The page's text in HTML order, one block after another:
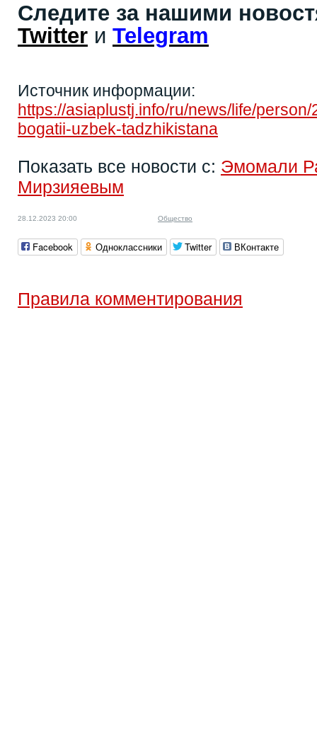
Следите за нашими
Twitter и Telegram
Источник информации:
https://asiaplustj.info/ru/news/life/
bogatii-uzbek-tadzhikistana
Показать все новости с: Эмомали
Мирзияевым
28.12.2023 20:00 Общество
Facebook Одноклассники Twitter ВКонтакте
Правила комментирования